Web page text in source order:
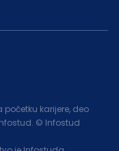
karijere, deo
© Infostud